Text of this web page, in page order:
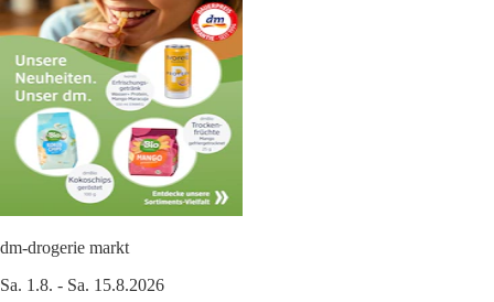
dm-drogerie markt
Sa. 1.8. - Sa. 15.8.2026